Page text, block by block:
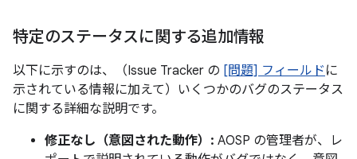
特定のステータスに関する追加情報
以下に示すのは、（Issue Tracker の [問題] フィールド に
示されている情報に加えて）いくつかのバグのステータス
に関する詳細な説明です。
修正なし（意図された動作）: AOSP の管理者が、レ